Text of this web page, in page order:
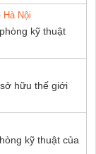
Hà Nội
kỹ thuật
hữu thế giới
kỹ thuật của